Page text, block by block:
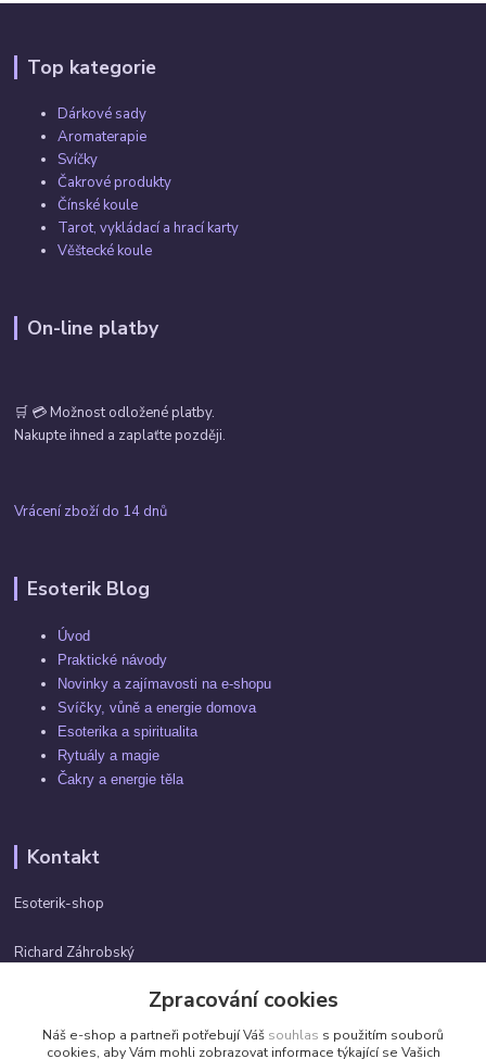
Top kategorie
Dárkové sady
Aromaterapie
Svíčky
Čakrové produkty
Čínské koule
Tarot, vykládací a hrací karty
Věštecké koule
On-line platby
🛒 💳 Možnost odložené platby.
Nakupte ihned a zaplaťte později.
Vrácení zboží do 14 dnů
Esoterik Blog
Úvod
Praktické návody
Novinky a zajímavosti na e-shopu
Svíčky, vůně a energie domova
Esoterika a spiritualita
Rytuály a magie
Čakry a energie těla
Kontakt
Esoterik-shop
Richard Záhrobský
info@esoterik-shop.cz
Zpracování cookies
Náš e-shop a partneři potřebují Váš souhlas s použitím souborů
cookies, aby Vám mohli zobrazovat informace týkající se Vašich